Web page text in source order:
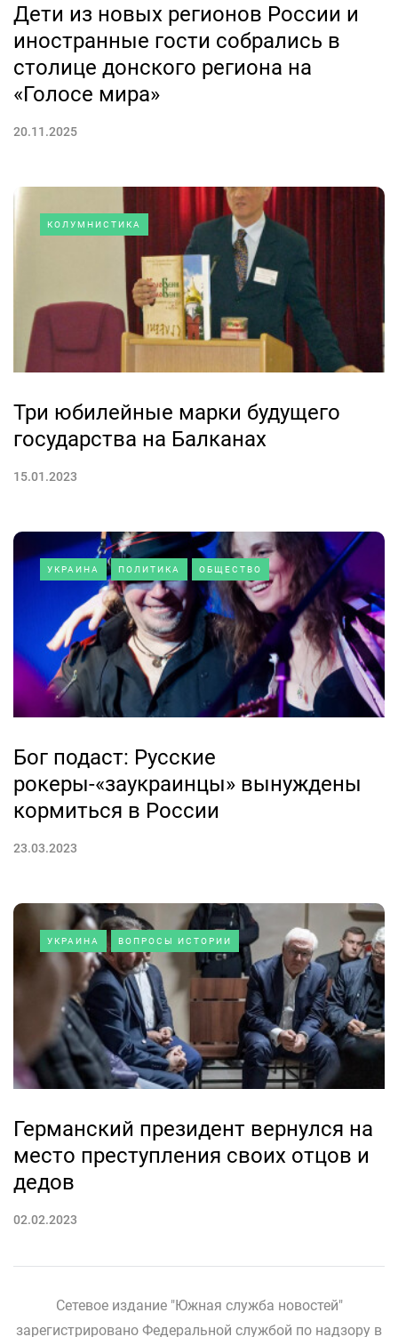
Дети из новых регионов России и
иностранные гости собрались в
столице донского региона на
«Голосе мира»
20.11.2025
КОЛУМНИСТИКА
Три юбилейные марки будущего
государства на Балканах
15.01.2023
УКРАИНА ПОЛИТИКА ОБЩЕСТВО
Бог подаст: Русские
рокеры-«заукраинцы» вынуждены
кормиться в России
23.03.2023
УКРАИНА ВОПРОСЫ ИСТОРИИ
Германский президент вернулся на
место преступления своих отцов и
дедов
02.02.2023
Сетевое издание "Южная служба новостей"
зарегистрировано Федеральной службой по надзору в